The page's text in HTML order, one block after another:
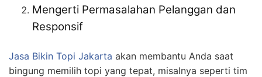
Mengerti Permasalahan Pelanggan dan
Responsif
Jasa Bikin Topi Jakarta akan membantu Anda saat
bingung memilih topi yang tepat, misalnya seperti tim